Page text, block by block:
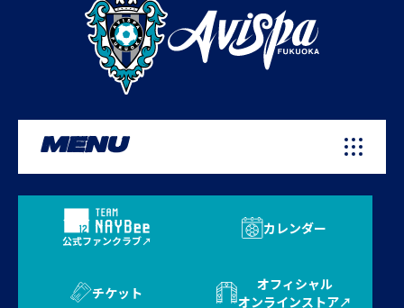
MENU
公式ファンクラブ
カレンダー
チケット
オフィシャル
オンラインストア